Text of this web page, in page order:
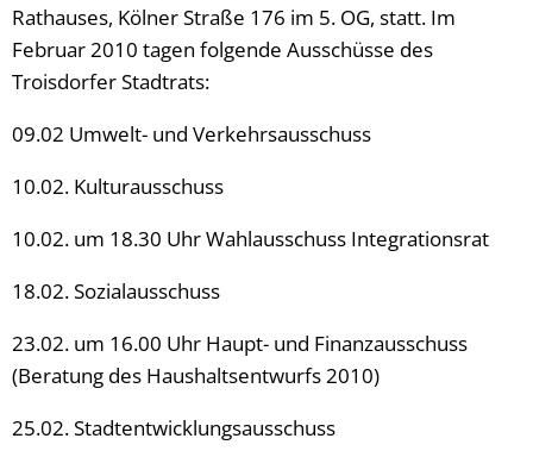
Rathauses, Kölner Straße 176 im 5. OG, statt. Im
Februar 2010 tagen folgende Ausschüsse des
Troisdorfer Stadtrats:
09.02 Umwelt- und Verkehrsausschuss
10.02. Kulturausschuss
10.02. um 18.30 Uhr Wahlausschuss Integrationsrat
18.02. Sozialausschuss
23.02. um 16.00 Uhr Haupt- und Finanzausschuss
(Beratung des Haushaltsentwurfs 2010)
25.02. Stadtentwicklungsausschuss